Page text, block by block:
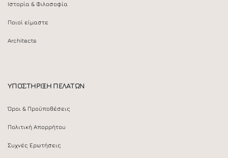
Ιστορία & Φιλοσοφία
Ποιοί είμαστε
Architects
ΥΠΟΣΤΗΡΙΞΗ ΠΕΛΑΤΩΝ
Όροι & Προϋποθέσεις
Πολιτική Απορρήτου
Συχνές Ερωτήσεις